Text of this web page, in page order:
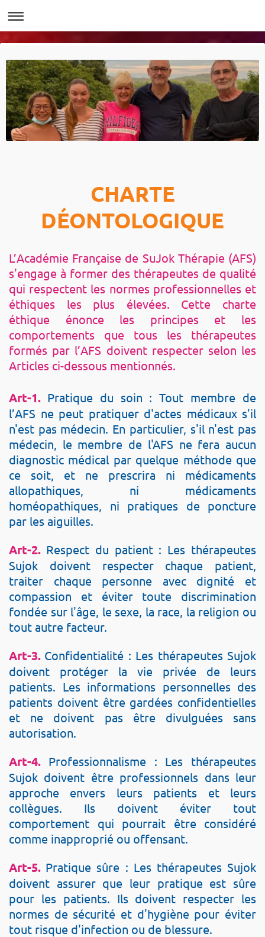
CHARTE
DÉONTOLOGIQUE
L’Académie Française de SuJok Thérapie (AFS)
s'engage à former des thérapeutes de qualité
qui respectent les normes professionnelles et
éthiques les plus élevées. Cette charte
éthique énonce les principes et les
comportements que tous les thérapeutes
formés par l’AFS doivent respecter selon les
Articles ci-dessous mentionnés.
Art-1. Pratique du soin : Tout membre de
l’AFS ne peut pratiquer d'actes médicaux s'il
n'est pas médecin. En particulier, s'il n'est pas
médecin, le membre de l'AFS ne fera aucun
diagnostic médical par quelque méthode que
ce soit, et ne prescrira ni médicaments
allopathiques, ni médicaments
homéopathiques, ni pratiques de poncture
par les aiguilles.
Art-2. Respect du patient : Les thérapeutes
Sujok doivent respecter chaque patient,
traiter chaque personne avec dignité et
compassion et éviter toute discrimination
fondée sur l'âge, le sexe, la race, la religion ou
tout autre facteur.
Art-3. Confidentialité : Les thérapeutes Sujok
doivent protéger la vie privée de leurs
patients. Les informations personnelles des
patients doivent être gardées confidentielles
et ne doivent pas être divulguées sans
autorisation.
Art-4. Professionnalisme : Les thérapeutes
Sujok doivent être professionnels dans leur
approche envers leurs patients et leurs
collègues. Ils doivent éviter tout
comportement qui pourrait être considéré
comme inapproprié ou offensant.
Art-5. Pratique sûre : Les thérapeutes Sujok
doivent assurer que leur pratique est sûre
pour les patients. Ils doivent respecter les
normes de sécurité et d'hygiène pour éviter
tout risque d'infection ou de blessure.